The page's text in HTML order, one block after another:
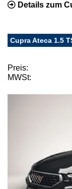
Details zum
Cupra Ateca 1.5
Preis:
MWSt: